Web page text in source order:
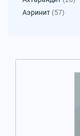
Аэринит (57)